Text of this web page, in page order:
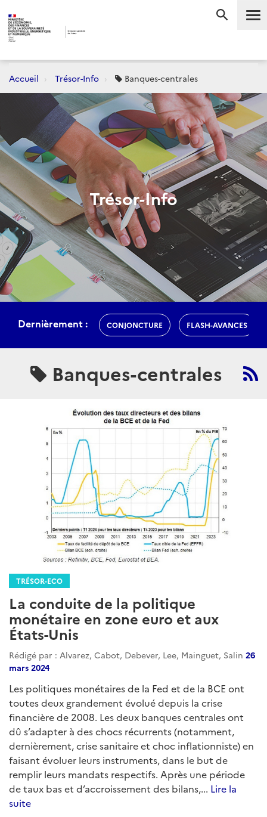
Accueil Trésor-Info Banques-centrales
Trésor-Info
Dernièrement : CONJONCTURE FLASH-AVANCES
Banques-centrales
TRÉSOR-ECO
La conduite de la politique
monétaire en zone euro et aux
États-Unis
Rédigé par : Alvarez, Cabot, Debever, Lee, Mainguet, Salin 26
mars 2024
Les politiques monétaires de la Fed et de la BCE ont
toutes deux grandement évolué depuis la crise
financière de 2008. Les deux banques centrales ont
dû s’adapter à des chocs récurrents (notamment,
dernièrement, crise sanitaire et choc inflationniste) en
faisant évoluer leurs instruments, dans le but de
remplir leurs mandats respectifs. Après une période
de taux bas et d’accroissement des bilans,... Lire la
suite